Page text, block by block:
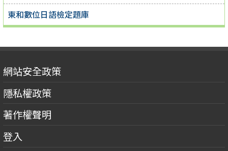
東和數位日語檢定題庫
網站安全政策
隱私權政策
著作權聲明
登入